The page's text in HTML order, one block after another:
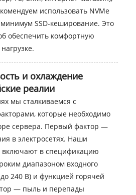
использовать NVMe
SSD-кеширование. Это
обеспечить комфортную
и охлаждение
реалии
мы сталкиваемся с
которые необходимо
сервера. Первый фактор —
в электросетях. Наши
включают в спецификацию
диапазоном входного
240 В) и функцией горячей
— пыль и перепады